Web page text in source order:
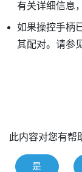
有关详细信息
如果操控手柄
其配对。请参
此内容对您有帮
是